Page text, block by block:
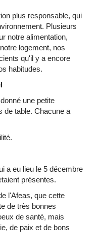
plus responsable, qui
Plusieurs
notre alimentation,
logement, nos
qu'il y a encore
habitudes.
une petite
de table. Chacune a
a eu lieu le 5 décembre
présentes.
l'Afeas, que cette
de très bonnes
de santé, mais
de paix et de bons